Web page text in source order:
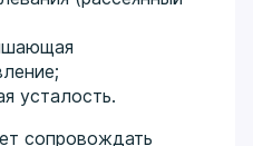
усталость.
сопровождать